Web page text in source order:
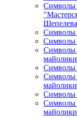
Символы
Символы
Символы
Символы
Символы
Символы
Символы
Символы